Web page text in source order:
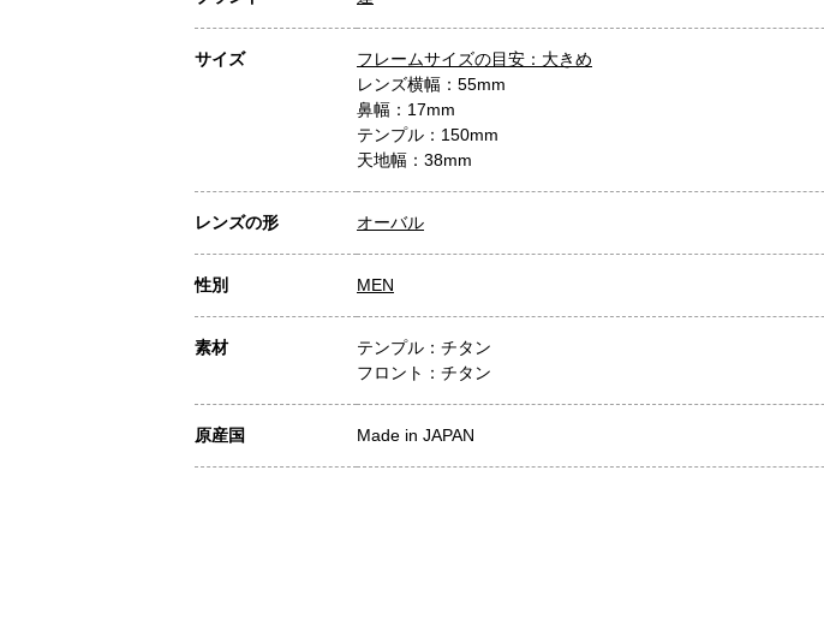
サイズ
フレームサイズの目安：大きめ
レンズ横幅：55mm
鼻幅：17mm
テンプル：150mm
天地幅：38mm
レンズの形 オーバル
性別 MEN
素材
テンプル：チタン
フロント：チタン
原産国 Made in JAPAN